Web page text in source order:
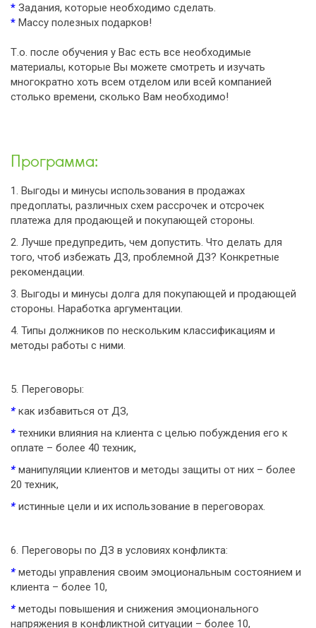
* Задания, которые необходимо сделать.
* Массу полезных подарков!
Т.о. после обучения у Вас есть все необходимые
материалы, которые Вы можете смотреть и изучать
многократно хоть всем отделом или всей компанией
столько времени, сколько Вам необходимо!
Программа:
1. Выгоды и минусы использования в продажах
предоплаты, различных схем рассрочек и отсрочек
платежа для продающей и покупающей стороны.
2. Лучше предупредить, чем допустить. Что делать для
того, чтоб избежать ДЗ, проблемной ДЗ? Конкретные
рекомендации.
3. Выгоды и минусы долга для покупающей и продающей
стороны. Наработка аргументации.
4. Типы должников по нескольким классификациям и
методы работы с ними.
5. Переговоры:
* как избавиться от ДЗ,
* техники влияния на клиента с целью побуждения его к
оплате – более 40 техник,
* манипуляции клиентов и методы защиты от них – более
20 техник,
* истинные цели и их использование в переговорах.
6. Переговоры по ДЗ в условиях конфликта:
* методы управления своим эмоциональным состоянием и
клиента – более 10,
* методы повышения и снижения эмоционального
напряжения в конфликтной ситуации – более 10,